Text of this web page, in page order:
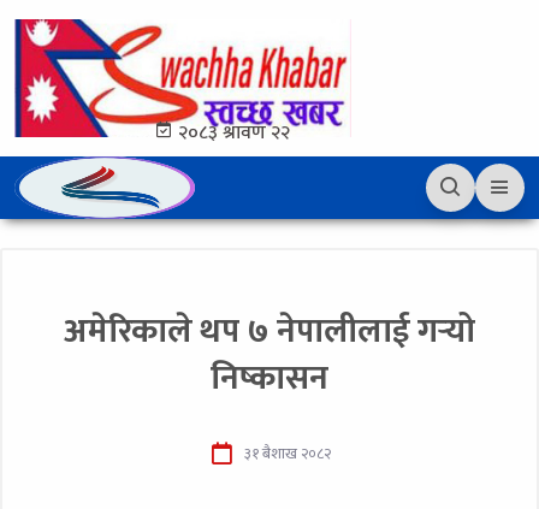
२०८३ श्रावण २२
अमेरिकाले थप ७ नेपालीलाई गर्‍यो
निष्कासन
३१ बैशाख २०८२